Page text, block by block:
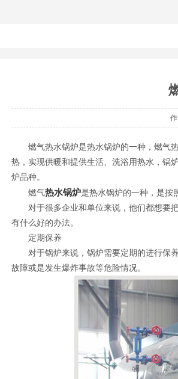
燃气热水锅炉是热水锅炉的一种，燃气热
热，实现供暖和提供生活、洗浴用热水，锅
炉品种。
燃气热水锅炉是热水锅炉的一种，是按
对于很多企业和单位来说，他们都想要把
有什么好的办法。
定期保养
对于锅炉来说，锅炉需要定期的进行保养
故障或是发生爆炸事故等危险情况。